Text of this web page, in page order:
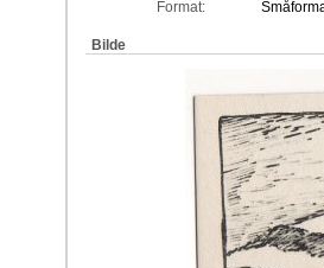
Format:
Bilde